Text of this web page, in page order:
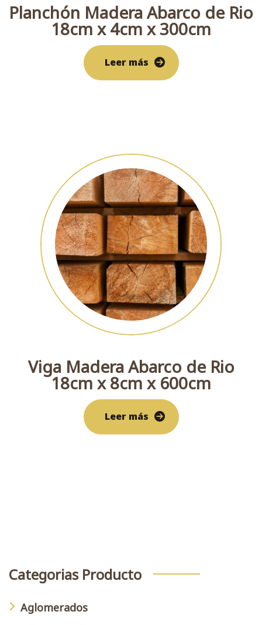
Planchón Madera Abarco de Rio
18cm x 4cm x 300cm
Leer más
Viga Madera Abarco de Rio
18cm x 8cm x 600cm
Leer más
Categorias Producto
Aglomerados